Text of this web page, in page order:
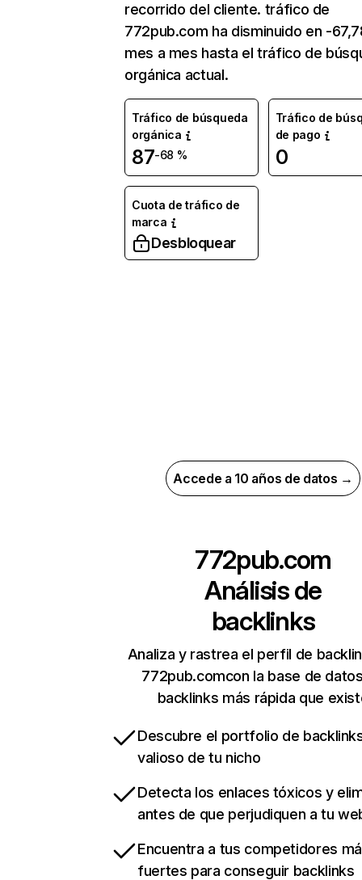
recorrido del cliente. tráfico de
772pub.com ha disminuido en -
mes a mes hasta el tráfico de
orgánica actual.
Tráfico de búsqueda
orgánica
87-68 %
Tráfico de
de pago
0
Cuota de tráfico de
marca
Desbloquear
Accede a 10 años de datos →
772pub.com
Análisis de
backlinks
Analiza y rastrea el perfil de
772pub.comcon la base de
backlinks más rápida que
Descubre el portfolio de
valioso de tu nicho
Detecta los enlaces tóxicos y
antes de que perjudiquen a tu
Encuentra a tus competidores
fuertes para conseguir backlinks